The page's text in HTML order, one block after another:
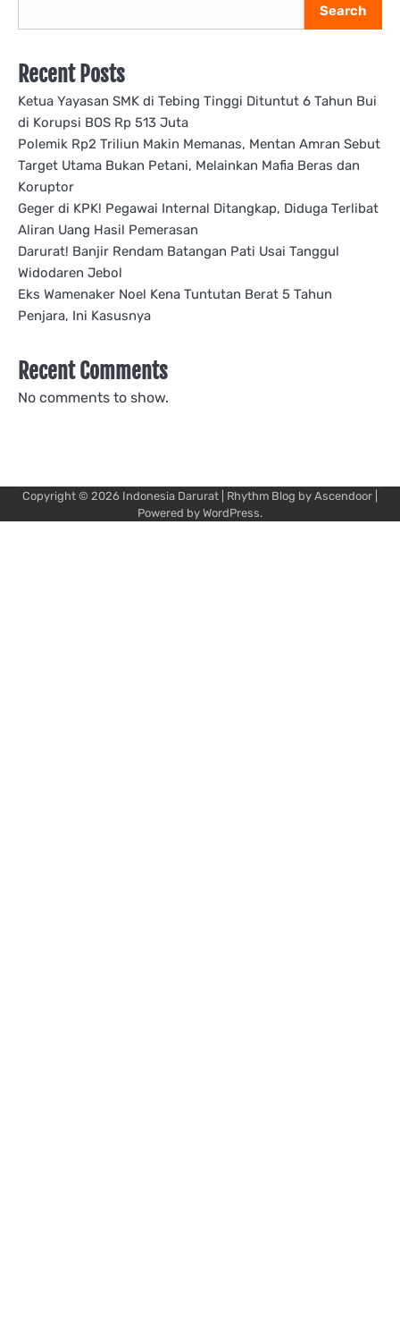
Search
Recent Posts
Ketua Yayasan SMK di Tebing Tinggi Dituntut 6 Tahun Bui
di Korupsi BOS Rp 513 Juta
Polemik Rp2 Triliun Makin Memanas, Mentan Amran Sebut
Target Utama Bukan Petani, Melainkan Mafia Beras dan
Koruptor
Geger di KPK! Pegawai Internal Ditangkap, Diduga Terlibat
Aliran Uang Hasil Pemerasan
Darurat! Banjir Rendam Batangan Pati Usai Tanggul
Widodaren Jebol
Eks Wamenaker Noel Kena Tuntutan Berat 5 Tahun
Penjara, Ini Kasusnya
Recent Comments
No comments to show.
Copyright © 2026 Indonesia Darurat | Rhythm Blog by Ascendoor
Powered by WordPress.